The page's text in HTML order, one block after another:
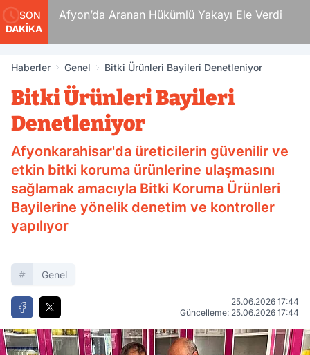
SON
DAKİKA
Afyon’da Aranan Hükümlü Yakayı Ele Verdi
Haberler Genel Bitki Ürünleri Bayileri Denetleniyor
Bitki Ürünleri Bayileri
Denetleniyor
Afyonkarahisar'da üreticilerin güvenilir ve
etkin bitki koruma ürünlerine ulaşmasını
sağlamak amacıyla Bitki Koruma Ürünleri
Bayilerine yönelik denetim ve kontroller
yapılıyor
Genel
25.06.2026 17:44
Güncelleme: 25.06.2026 17:44